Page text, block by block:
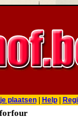
plaatsen| Help|